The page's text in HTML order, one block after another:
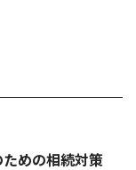
ための相続対策